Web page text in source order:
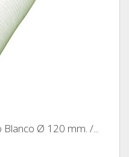
Ø 120 mm. /...